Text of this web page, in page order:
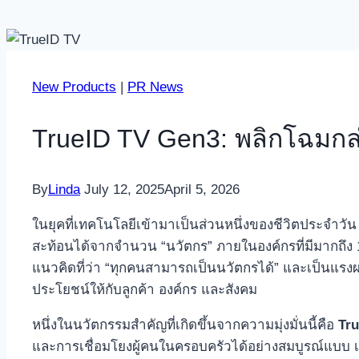
New Products | PR News
TrueID TV Gen3: พลิกโฉม
ByLinda July 12, 2025April 5, 2026
ในยุคที่เทคโนโลยีเข้ามาเป็นส่วนหนึ่งของชีวิตประจำวั
สะท้อนได้จากจำนวน “นวัตกร” ภายในองค์กรที่มีมากถึ
แนวคิดที่ว่า “ทุกคนสามารถเป็นนวัตกรได้” และเป็นแรง
ประโยชน์ให้กับลูกค้า องค์กร และสังคม
หนึ่งในนวัตกรรมสำคัญที่เกิดขึ้นจากความมุ่งมั่นนี้คือ
และการเชื่อมโยงผู้คนในครอบครัวได้อย่างสมบูรณ์แบบ